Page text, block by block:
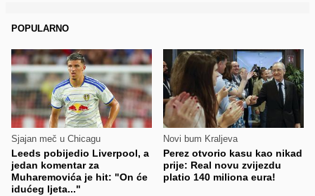
POPULARNO
Sjajan meč u Chicagu
Leeds pobijedio Liverpool, a
jedan komentar za
Muharemovića je hit: "On će
idućeg ljeta..."
Novi bum Kraljeva
Perez otvorio kasu kao nikad
prije: Real novu zvijezdu
platio 140 miliona eura!